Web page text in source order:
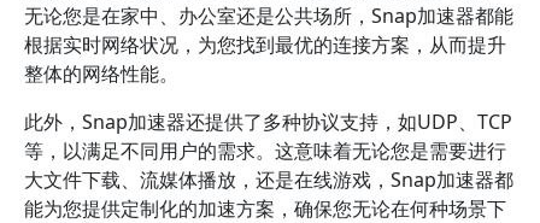
无论您是在家中、办公室还是公共场所，Snap加速器都能
根据实时网络状况，为您找到最优的连接方案，从而提升
整体的网络性能。
此外，Snap加速器还提供了多种协议支持，如UDP、TCP
等，以满足不同用户的需求。这意味着无论您是需要进行
大文件下载、流媒体播放，还是在线游戏，Snap加速器都
能为您提供定制化的加速方案，确保您无论在何种场景下